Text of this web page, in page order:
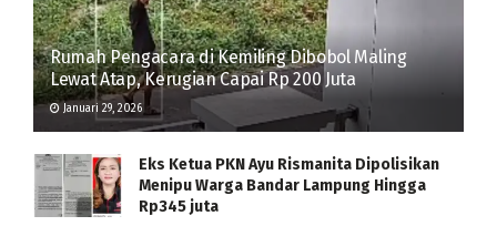
Rumah Pengacara di Kemiling Dibobol Maling
Lewat Atap, Kerugian Capai Rp 200 Juta
Januari 29, 2026
Eks Ketua PKN Ayu Rismanita Dipolisikan
Menipu Warga Bandar Lampung Hingga
Rp345 juta